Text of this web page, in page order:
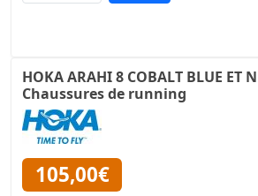
HOKA ARAHI 8 COBALT BLUE ET
Chaussures de running
105,00€